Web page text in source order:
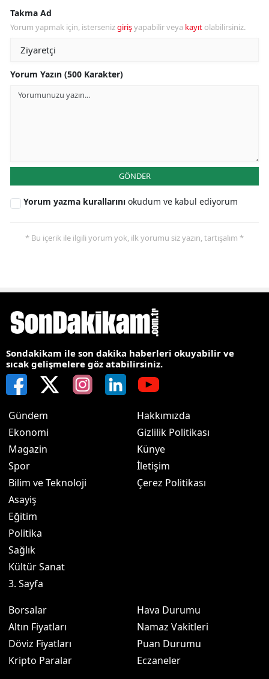
Takma Ad
Yorum yapmak için, istersenizgirişyapabilir veya kayıt olabilirsiniz.
Yorum Yazın (500 Karakter)
GÖNDER
Yorum yazma kurallarını okudum ve kabul ediyorum
* Bu içerik ile ilgili yorum yok, ilk yorumu siz yazın, tartışalım *
Sondakikam ile son dakika haberleri okuyabilir ve
sıcak gelişmelere göz atabilirsiniz.
Gündem
Ekonomi
Magazin
Spor
Bilim ve Teknoloji
Asayiş
Eğitim
Politika
Sağlık
Kültür Sanat
3. Sayfa
Hakkımızda
Gizlilik Politikası
Künye
İletişim
Çerez Politikası
Borsalar
Altın Fiyatları
Döviz Fiyatları
Kripto Paralar
Hava Durumu
Namaz Vakitleri
Puan Durumu
Eczaneler